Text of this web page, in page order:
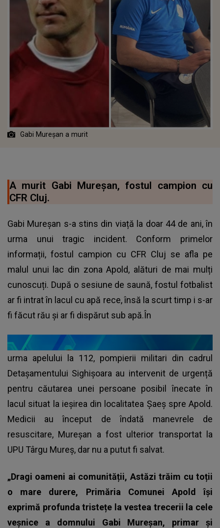
Gabi Mureșan a murit
A murit Gabi Mureșan, fostul campion cu
CFR Cluj.
Gabi Mureșan s-a stins din viață la doar 44 de ani, în
urma unui tragic incident. Conform primelor
informații, fostul campion cu CFR Cluj se afla pe
malul unui lac din zona Apold, alături de mai mulți
cunoscuți. După o sesiune de saună, fostul fotbalist
ar fi intrat în lacul cu apă rece, însă la scurt timp i s-ar
fi făcut rău și ar fi dispărut sub apă.În
urma apelului la 112, pompierii militari din cadrul
Detașamentului Sighișoara au intervenit de urgență
pentru căutarea unei persoane posibil înecate în
lacul situat la ieșirea din localitatea Șaeș spre Apold.
Medicii au început de îndată manevrele de
resuscitare, Mureșan a fost ulterior transportat la
UPU Târgu Mureș, dar nu a putut fi salvat.
„Dragi oameni ai comunității, Astăzi trăim cu toții
o mare durere, Primăria Comunei Apold își
exprimă profunda tristețe la vestea trecerii la cele
veșnice a domnului Gabi Mureșan, primar și